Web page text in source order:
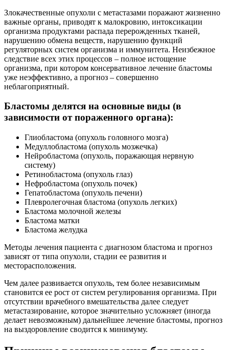
Злокачественные опухоли с метастазами поражают жизненно
важные органы, приводят к малокровию, интоксикации
организма продуктами распада перерожденных тканей,
нарушению обмена веществ, нарушению функций
регуляторных систем организма и иммунитета. Неизбежное
следствие всех этих процессов – полное истощение
организма, при котором консервативное лечение бластомы
уже неэффективно, а прогноз – совершенно
неблагоприятный.
Бластомы делятся на основные виды (в
зависимости от пораженного органа):
Глиобластома (опухоль головного мозга)
Медуллобластома (опухоль мозжечка)
Нейробластома (опухоль, поражающая нервную
систему)
Ретинобластома (опухоль глаз)
Нефробластома (опухоль почек)
Гепатобластома (опухоль печени)
Плевролегочная бластома (опухоль легких)
Бластома молочной железы
Бластома матки
Бластома желудка
Методы лечения пациента с диагнозом бластома и прогноз
зависят от типа опухоли, стадии ее развития и
месторасположения.
Чем далее развивается опухоль, тем более независимым
становится ее рост от систем регулирования организма. При
отсутствии врачебного вмешательства далее следует
метастазирование, которое значительно усложняет (иногда
делает невозможным) дальнейшее лечение бластомы, прогноз
на выздоровление сводится к минимуму.